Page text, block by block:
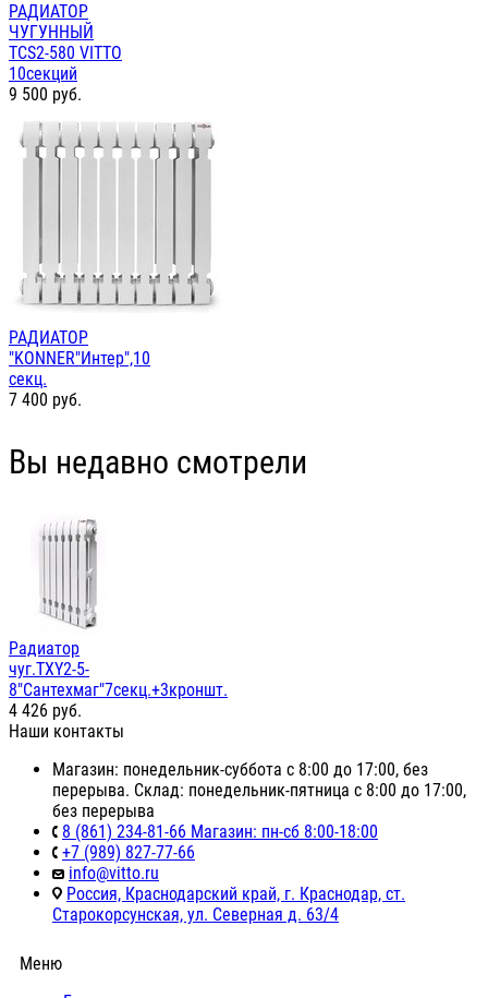
РАДИАТОР
ЧУГУННЫЙ
TCS2-580 VITTO
10секций
9 500 руб.
РАДИАТОР
"KONNER"Интер",10
секц.
7 400 руб.
Вы недавно смотрели
Радиатор
чуг.TXY2-5-
8"Сантехмаг"7секц.+3кроншт.
4 426 руб.
Наши контакты
Магазин: понедельник-суббота с 8:00 до 17:00, без
перерыва. Склад: понедельник-пятница с 8:00 до 17:00,
без перерыва
8 (861) 234-81-66 Магазин: пн-сб 8:00-18:00
+7 (989) 827-77-66
info@vitto.ru
Россия, Краснодарский край, г. Краснодар, ст.
Старокорсунская, ул. Северная д. 63/4
Меню